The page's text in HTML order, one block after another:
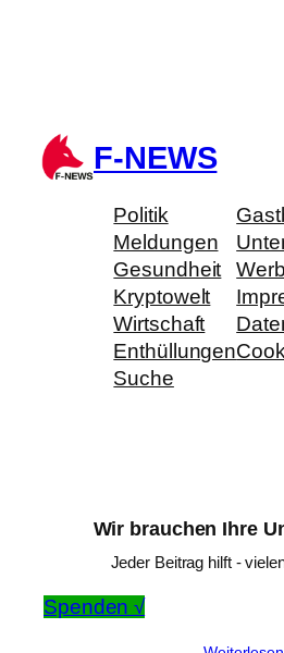
F-NEWS
Politik
Meldungen
Gesundheit
Kryptowelt
Wirtschaft
Enthüllungen
Suche
Wir brauchen Ihre
Jeder Beitrag hilft -
Spenden √